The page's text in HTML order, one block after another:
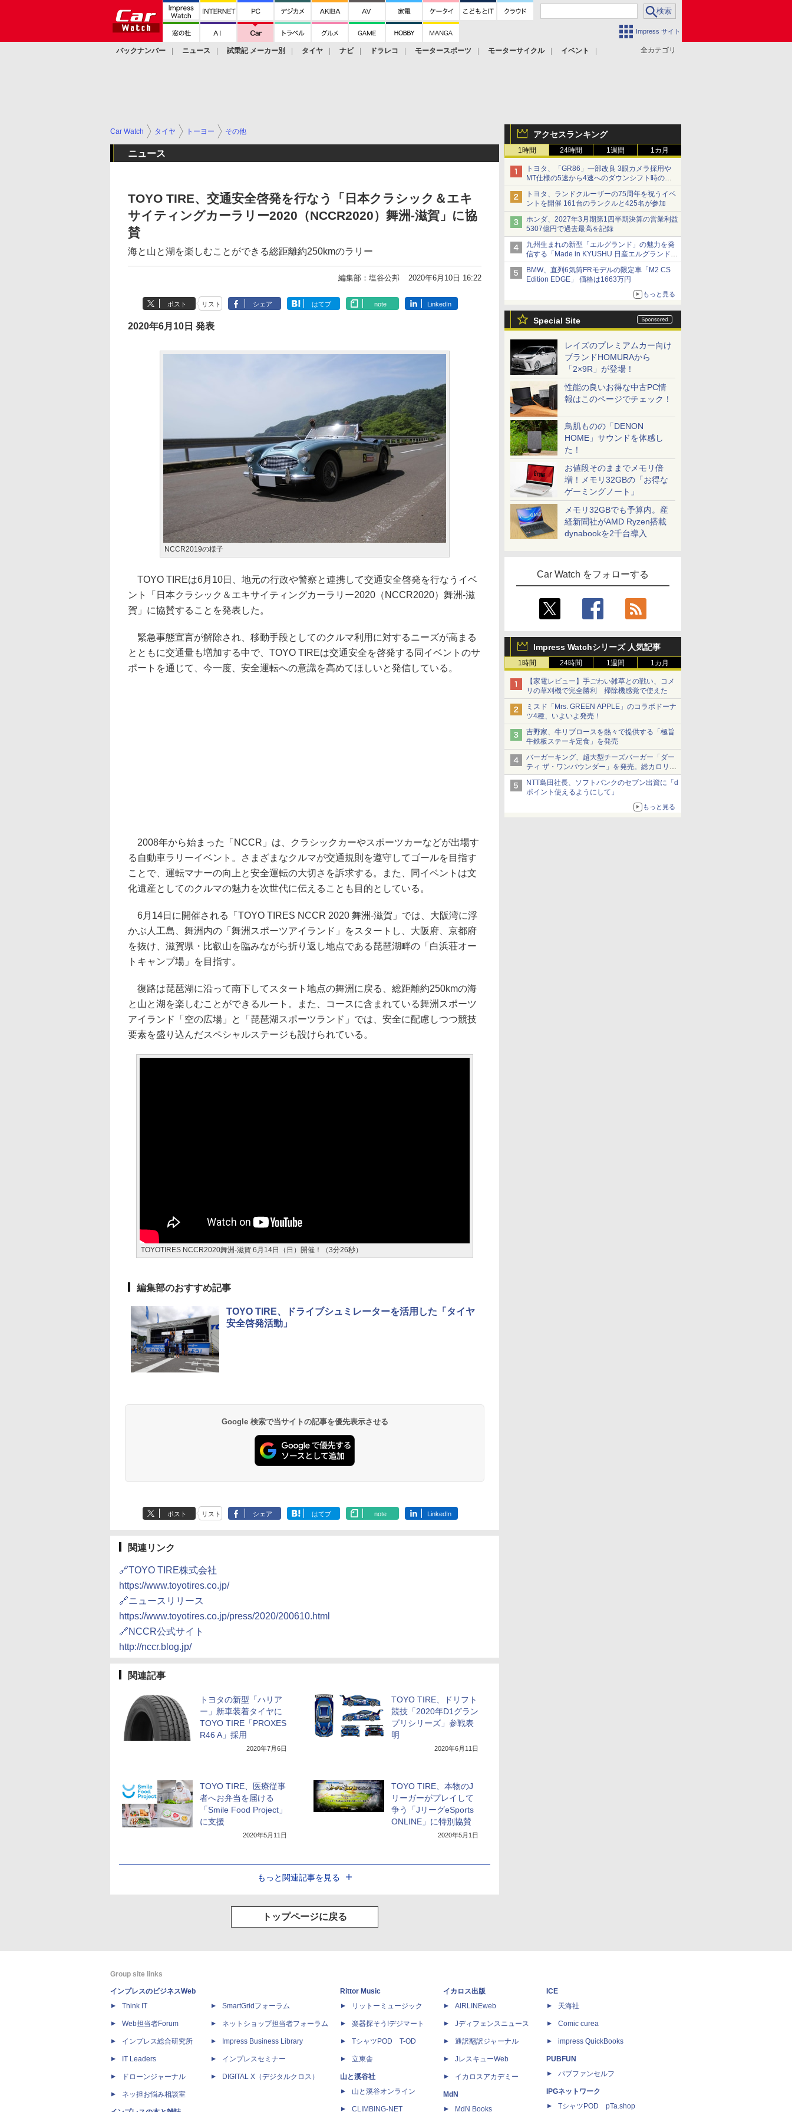
Impress サイト
全カテゴリ
バックナンバー ニュース 試乗記 メーカー別 タイヤ ナビ ドラレコ モータースポーツ モーターサイクル
イベント
アクセスランキング
1時間 24時間 1週間 1カ月
トヨタ、「GR86」一部改良 3眼カメラ採用や
MT仕様の5速から4速へのダウンシフト時の操
作性向上など
トヨタ、ランドクルーザーの75周年を祝うイベ
ントを開催 161台のランクルと425名が参加
ホンダ、2027年3月期第1四半期決算の営業利益
5307億円で過去最高を記録
九州生まれの新型「エルグランド」の魅力を発
信する「Made in KYUSHU 日産エルグランドデ
ー」8月14日開催
BMW、直列6気筒FRモデルの限定車「M2 CS
Edition EDGE」 価格は1663万円
もっと見る
Special Site
レイズのプレミアムカー向け
ブランドHOMURAから
「2×9R」が登場！
性能の良いお得な中古PC情
報はこのページでチェック！
鳥肌ものの「DENON
HOME」サウンドを体感し
た！
お値段そのままでメモリ倍
増！メモリ32GBの「お得な
ゲーミングノート」
メモリ32GBでも予算内。産
経新聞社がAMD Ryzen搭載
dynabookを2千台導入
Car Watch をフォローする
Impress Watchシリーズ 人気記事
1時間 24時間 1週間 1カ月
【家電レビュー】手ごわい雑草との戦い、コメ
リの草刈機で完全勝利 掃除機感覚で使えた
ミスド「Mrs. GREEN APPLE」のコラボドーナ
ツ4種、いよいよ発売！
吉野家、牛リブロースを熱々で提供する「極旨
牛鉄板ステーキ定食」を発売
バーガーキング、超大型チーズバーガー「ダー
ティ ザ・ワンパウンダー」を発売。総カロリー
約1656kcal、総重量約527g！
NTT島田社長、ソフトバンクのセブン出資に「d
ポイント使えるようにして」
もっと見る
Car Watch タイヤ トーヨー その他
ニュース
TOYO TIRE、交通安全啓発を行なう「日本クラシック＆エキ
サイティングカーラリー2020（NCCR2020）舞洲-滋賀」に協
賛
海と山と湖を楽しむことができる総距離約250kmのラリー
編集部：塩谷公邦 2020年6月10日 16:22
ポスト リスト シェア はてブ note LinkedIn
2020年6月10日 発表
NCCR2019の様子
TOYO TIREは6月10日、地元の行政や警察と連携して交通安全啓発を行なうイベ
ント「日本クラシック＆エキサイティングカーラリー2020（NCCR2020）舞洲-滋
賀」に協賛することを発表した。
緊急事態宣言が解除され、移動手段としてのクルマ利用に対するニーズが高まる
とともに交通量も増加する中で、TOYO TIREは交通安全を啓発する同イベントのサ
ポートを通じて、今一度、安全運転への意識を高めてほしいと発信している。
2008年から始まった「NCCR」は、クラシックカーやスポーツカーなどが出場す
る自動車ラリーイベント。さまざまなクルマが交通規則を遵守してゴールを目指す
ことで、運転マナーの向上と安全運転の大切さを訴求する。また、同イベントは文
化遺産としてのクルマの魅力を次世代に伝えることも目的としている。
6月14日に開催される「TOYO TIRES NCCR 2020 舞洲-滋賀」では、大阪湾に浮
かぶ人工島、舞洲内の「舞洲スポーツアイランド」をスタートし、大阪府、京都府
を抜け、滋賀県・比叡山を臨みながら折り返し地点である琵琶湖畔の「白浜荘オー
トキャンプ場」を目指す。
復路は琵琶湖に沿って南下してスタート地点の舞洲に戻る、総距離約250kmの海
と山と湖を楽しむことができるルート。また、コースに含まれている舞洲スポーツ
アイランド「空の広場」と「琵琶湖スポーツランド」では、安全に配慮しつつ競技
要素を盛り込んだスペシャルステージも設けられている。
TOYOTIRES NCCR2020舞洲-滋賀 6月14日（日）開催！（3分26秒）
編集部のおすすめ記事
TOYO TIRE、ドライブシュミレーターを活用した「タイヤ
安全啓発活動」
Google 検索で当サイトの記事を優先表示させる
ポスト リスト シェア はてブ note LinkedIn
関連リンク
🔗TOYO TIRE株式会社
https://www.toyotires.co.jp/
🔗ニュースリリース
https://www.toyotires.co.jp/press/2020/200610.html
🔗NCCR公式サイト
http://nccr.blog.jp/
関連記事
トヨタの新型「ハリア
ー」新車装着タイヤに
TOYO TIRE「PROXES
R46 A」採用
2020年7月6日
TOYO TIRE、ドリフト
競技「2020年D1グラン
プリシリーズ」参戦表
明
2020年6月11日
TOYO TIRE、医療従事
者へお弁当を届ける
「Smile Food Project」
に支援
2020年5月11日
TOYO TIRE、本物のJ
リーガーがプレイして
争う「JリーグeSports
ONLINE」に特別協賛
2020年5月1日
もっと関連記事を見る
トップページに戻る
Group site links
インプレスのビジネスWeb
Think IT
Web担当者Forum
インプレス総合研究所
IT Leaders
ドローンジャーナル
ネッ担お悩み相談室
SmartGridフォーラム
ネットショップ担当者フォーラム
Impress Business Library
インプレスセミナー
DIGITAL X（デジタルクロス）
Rittor Music
リットーミュージック
楽器探そう!デジマート
TシャツPOD T-OD
立東舎
山と溪谷社
山と溪谷オンライン
CLIMBING-NET
イカロス出版
AIRLINEweb
Jディフェンスニュース
通訳翻訳ジャーナル
JレスキューWeb
イカロスアカデミー
MdN
MdN Books
ICE
天海社
Comic curea
impress QuickBooks
PUBFUN
パブファンセルフ
IPGネットワーク
TシャツPOD pTa.shop